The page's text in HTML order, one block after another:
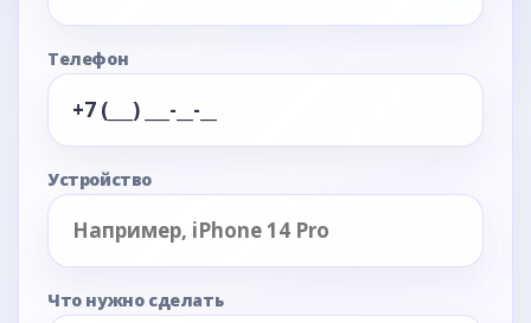
Телефон
Устройство
Что нужно сделать